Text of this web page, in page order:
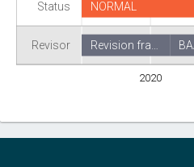
Status
Revisor
2020
NORMAL
Revision fra…